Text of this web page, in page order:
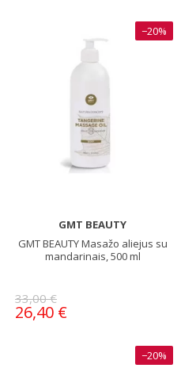
−20%
GMT BEAUTY
GMT BEAUTY Masažo aliejus su
mandarinais, 500 ml
33,00 €
26,40 €
−20%